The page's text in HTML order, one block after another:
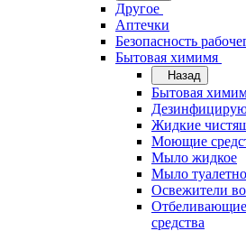
Другое
Аптечки
Безопасность
Бытовая химимя
Назад
Бытовая
Жидкие
Моющие
Мыло жидкое
Мыло
Освежители
средства